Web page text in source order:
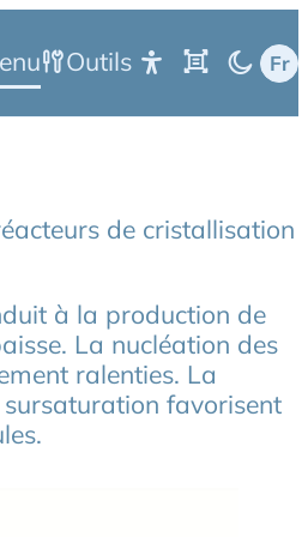
Outils
de cristallisation
à la production de
La nucléation des
ralenties. La
favorisent